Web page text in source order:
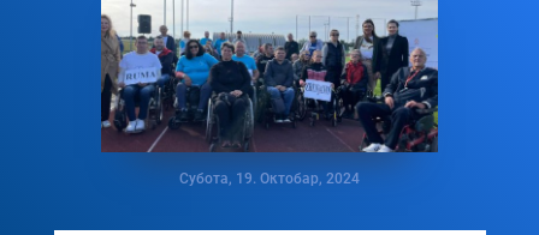
Субота, 19. Октобар, 2024